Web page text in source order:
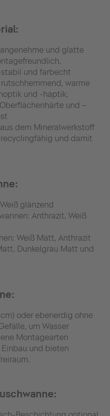
und glatte
und farbecht
warme
und -haptik,
und –
dem Mineralwerkstoff
und damit
glänzend
Anthrazit, Weiß
Weiß Matt, Anthrazit
Dunkelgrau Matt und
oder ebenerdig ohne
um Wasser
Montagearten
und bieten